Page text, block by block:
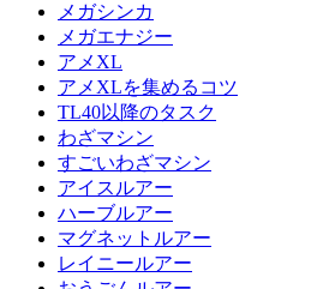
メガシンカ
メガエナジー
アメXL
アメXLを集めるコツ
TL40以降のタスク
わざマシン
すごいわざマシン
アイスルアー
ハーブルアー
マグネットルアー
レイニールアー